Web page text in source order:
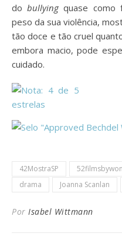
dobullyingquase como
peso da sua violência,
tão doce e tão cruel
embora macio, pode
cuidado.
42MostraSP
drama
Joanna Scanlan
Por Isabel Wittmann